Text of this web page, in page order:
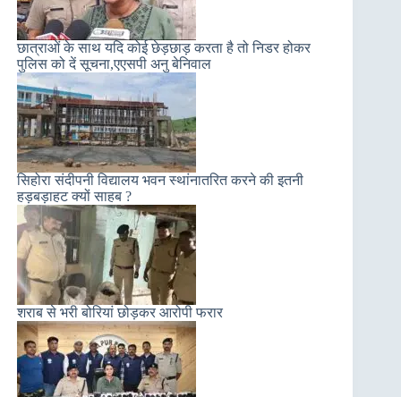
छात्राओं के साथ यदि कोई छेड़छाड़ करता है तो निडर होकर
पुलिस को दें सूचना,एएसपी अनु बेनिवाल
सिहोरा संदीपनी विद्यालय भवन स्थांनातरित करने की इतनी
हड़बड़ाहट क्यों साहब ?
शराब से भरी बोरियां छोड़कर आरोपी फरार